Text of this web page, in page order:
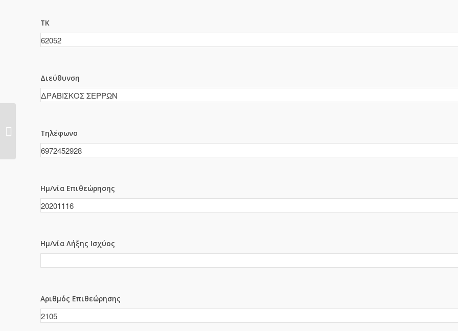
ΤΚ
Διεύθυνση
Τηλέφωνο
Ημ/νία Επιθεώρησης
Ημ/νία Λήξης Ισχύος
Αριθμός Επιθεώρησης